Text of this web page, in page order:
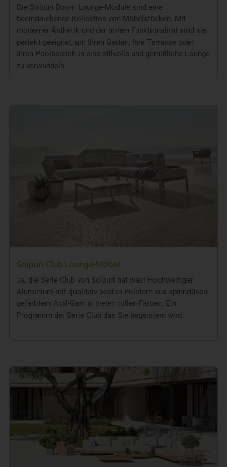
Die Solpuri Boom Lounge-Module sind eine
beeindruckende Kollektion von Möbelstücken. Mit
moderner Ästhetik und der hohen Funktionalität sind sie
perfekt geeignet, um Ihren Garten, Ihre Terrasse oder
Ihren Poolbereich in eine stilvolle und gemütliche Lounge
zu verwandeln.
Solpuri Club Lounge-Möbel
Ja, die Serie Club von Solpuri hat was! Hochwertiger
Aluminium mit qualitaiv besten Polstern aus spinndüsen-
gefärbtem Acyl-Garn in vielen tollen Farben. Ein
Programm der Serie Club das Sie begeistern wird.